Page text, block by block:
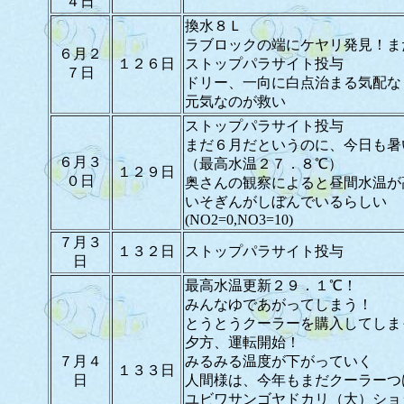
６月２
７日
１２６日
換水８Ｌ
ラブロックの端にケヤリ発見！
ストップパラサイト投与
ドリー、一向に白点治まる気配
元気なのが救い
６月３
０日
１２９日
ストップパラサイト投与
まだ６月だというのに、今日も
（最高水温２７．８℃）
奥さんの観察によると昼間水温
いそぎんがしぼんでいるらしい
(NO2=0,NO3=10)
７月３
日
１３２日 ストップパラサイト投与
７月４
日
１３３日
最高水温更新２９．１℃！
みんなゆであがってしまう！
とうとうクーラーを購入してし
夕方、運転開始！
みるみる温度が下がっていく
人間様は、今年もまだクーラー
ユビワサンゴヤドカリ（大）シ